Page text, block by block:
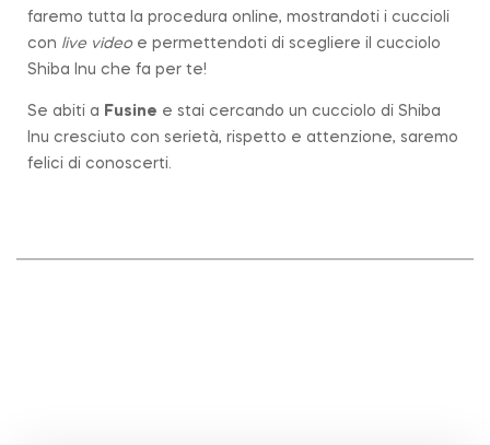
faremo tutta la procedura online, mostrandoti i cuccioli
con live videoe permettendoti di scegliere il cucciolo
Shiba Inu che fa per te!
Se abiti a Fusine e stai cercando un cucciolo di Shiba
Inu cresciuto con serietà, rispetto e attenzione, saremo
felici di conoscerti.